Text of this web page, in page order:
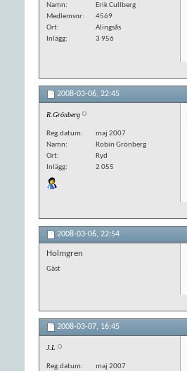
Namn
Erik Cullberg
Medlemsnr
4569
Ort
Alingsås
Inlägg
3 956
2008-03-06, 22:45
R.Grönberg
Reg.datum
maj 2007
Namn
Robin Grönberg
Ort
Ryd
Inlägg
2 055
2008-03-06, 22:54
Holmgren
Gäst
2008-03-07, 16:45
J.L
Reg.datum
maj 2007